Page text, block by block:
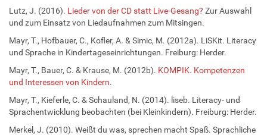
Lutz, J. (2016). Lieder von der CD statt Live-Gesang? Zur Auswahl
und zum Einsatz von Liedaufnahmen zum Mitsingen.
Mayr, T., Hofbauer, C., Kofler, A. & Simic, M. (2012a). LiSKit. Literacy
und Sprache in Kindertageseinrichtungen. Freiburg: Herder.
Mayr, T., Bauer, C. & Krause, M. (2012b). KOMPIK. Kompetenzen
und Interessen von Kindern.
Mayr, T., Kieferle, C. & Schauland, N. (2014). liseb. Literacy- und
Sprachentwicklung beobachten (bei Kleinkindern). Freiburg: Herder.
Merkel, J. (2010). Weißt du was, sprechen macht Spaß. Sprachliche